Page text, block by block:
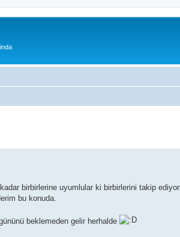
birbirlerine uyumlular ki birbirlerini takip
bu konuda.
beklemeden gelir herhalde